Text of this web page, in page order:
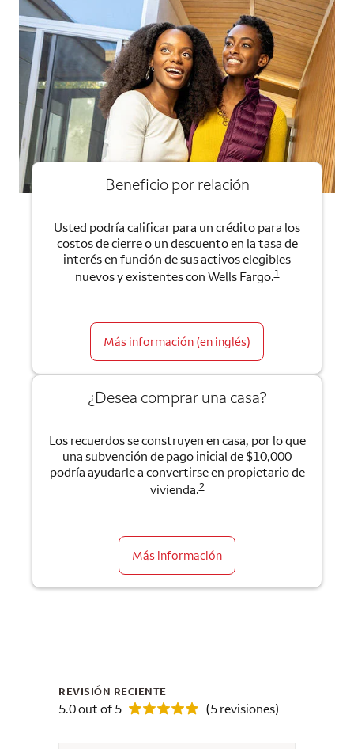
Beneficio por relación
Usted podría calificar para un crédito para los
costos de cierre o un descuento en la tasa de
interés en función de sus activos elegibles
nuevos y existentes con Wells Fargo.1
Más información (en inglés)
¿Desea comprar una casa?
Los recuerdos se construyen en casa, por lo que
una subvención de pago inicial de $10,000
podría ayudarle a convertirse en propietario de
vivienda.2
Más información
REVISIÓN RECIENTE
5.0 out of 5 (5 revisiones)